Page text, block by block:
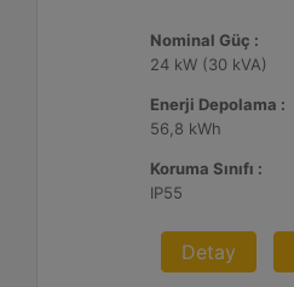
Nominal Güç :
24 kW (30 kVA)
Enerji Depolama :
56,8 kWh
Koruma Sınıfı :
IP55
Detay